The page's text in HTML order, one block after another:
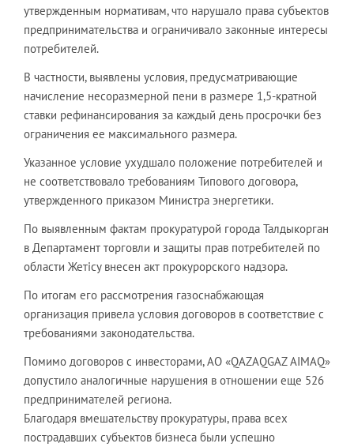
утвержденным нормативам, что нарушало права субъектов
предпринимательства и ограничивало законные интересы
потребителей.
В частности, выявлены условия, предусматривающие
начисление несоразмерной пени в размере 1,5-кратной
ставки рефинансирования за каждый день просрочки без
ограничения ее максимального размера.
Указанное условие ухудшало положение потребителей и
не соответствовало требованиям Типового договора,
утвержденного приказом Министра энергетики.
По выявленным фактам прокуратурой города Талдыкорган
в Департамент торговли и защиты прав потребителей по
области Жетісу внесен акт прокурорского надзора.
По итогам его рассмотрения газоснабжающая
организация привела условия договоров в соответствие с
требованиями законодательства.
Помимо договоров с инвесторами, АО «QAZAQGAZ AIMAQ»
допустило аналогичные нарушения в отношении еще 526
предпринимателей региона.
Благодаря вмешательству прокуратуры, права всех
пострадавших субъектов бизнеса были успешно